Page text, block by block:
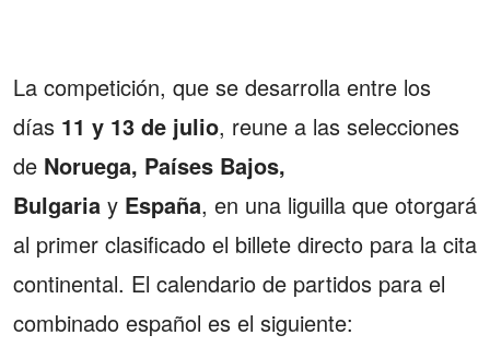
La competición, que se desarrolla entre los
días 11 y 13 de julio, reune a las selecciones
de Noruega, Países Bajos,
Bulgaria y España, en una liguilla que otorgará
al primer clasificado el billete directo para la cita
continental. El calendario de partidos para el
combinado español es el siguiente: